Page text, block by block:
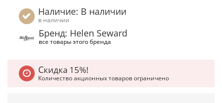
Наличие: В наличии
в наличии
Бренд: Helen Seward
все товары этого бренда
Скидка 15%!
Количество акционных товаров ограничено